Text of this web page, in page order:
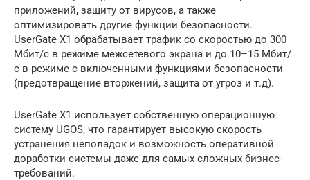
приложений, защиту от вирусов, а также
оптимизировать другие функции безопасности.
UserGate X1 обрабатывает трафик со скоростью до 300
Мбит/с в режиме межсетевого экрана и до 10–15 Мбит/
с в режиме с включенными функциями безопасности
(предотвращение вторжений, защита от угроз и т.д).
UserGate X1 использует собственную операционную
систему UGOS, что гарантирует высокую скорость
устранения неполадок и возможность оперативной
доработки системы даже для самых сложных бизнес-
требований.